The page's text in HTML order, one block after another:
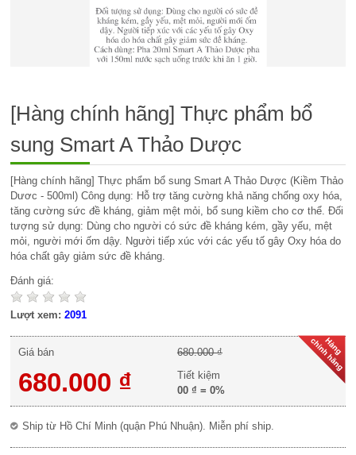
[Hàng chính hãng] Thực phẩm bổ
sung Smart A Thảo Dược
[Hàng chính hãng] Thực phẩm bổ sung Smart A Thảo Dược (Kiềm Thảo
Dươc - 500ml) Công dụng: Hỗ trợ tăng cường khả năng chống oxy hóa,
tăng cường sức đề kháng, giảm mệt mỏi, bổ sung kiềm cho cơ thể. Đối
tượng sử dụng: Dùng cho người có sức đề kháng kém, gầy yếu, mệt
mỏi, người mới ốm dậy. Người tiếp xúc với các yếu tố gây Oxy hóa do
hóa chất gây giảm sức đề kháng.
Đánh giá:
Lượt xem:2091
Giá bán
680.000 ₫
680.000 ₫
Tiết kiệm
00 ₫ = 0%
Ship từ Hồ Chí Minh (quận Phú Nhuận). Miễn phí ship.